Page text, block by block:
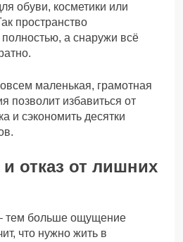
обуви, косметики или
пространство
полностью, а снаружи всё
маленькая, грамотная
позволит избавиться от
и сэкономить десятки
отказ от лишних
тем больше ощущение
что нужно жить в